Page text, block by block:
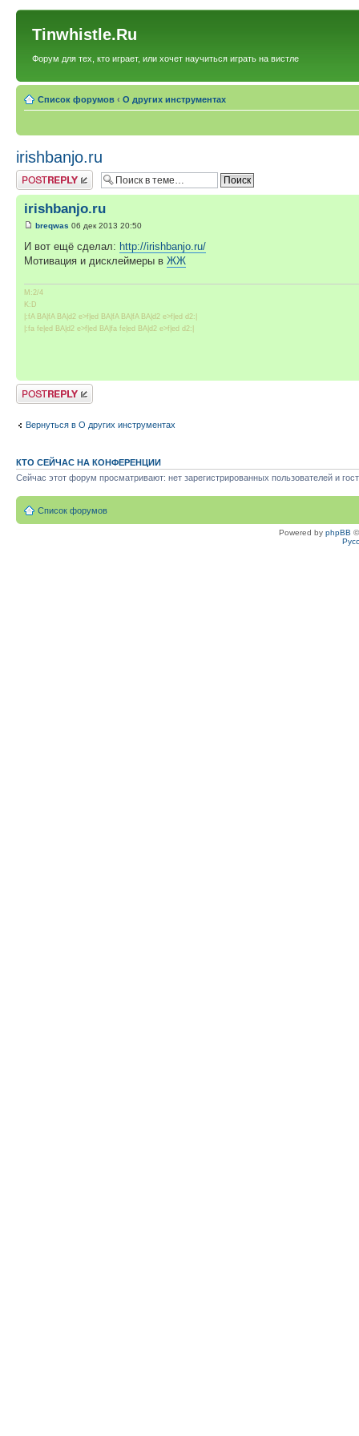
Tinwhistle.Ru
Форум для тех, кто играет, или хочет научиться играть на вистле
Список форумов ‹ О других инструментах
irishbanjo.ru
Ответить
irishbanjo.ru
breqwas 06 дек 2013 20:50
И вот ещё сделал: http://irishbanjo.ru/
Мотивация и дисклеймеры в ЖЖ
M:2/4
K:D
|:fA BA|fA BA|d2 e>f|ed BA|fA BA|fA BA|d2 e>f|ed d2:|
|:fa fe|ed BA|d2 e>f|ed BA|fa fe|ed BA|d2 e>f|ed d2:|
Ответить
Вернуться в О других инструментах
КТО СЕЙЧАС НА КОНФЕРЕНЦИИ
Сейчас этот форум просматривают: нет зарегистрированных пользователей и
Список форумов
Powered by phpBB